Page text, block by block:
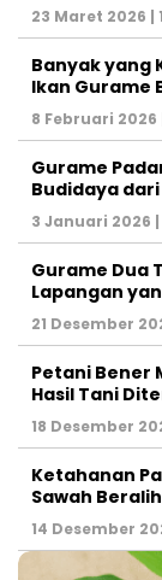
23 Maret 2026 |
Banyak yang
Ikan Gurame
8 Februari 2026
Gurame
Budidaya
3 Januari 2026 |
Gurame Dua
Lapangan
21 Desember
Petani Bener
Hasil Tani
18 Desember
Ketahanan
Sawah
14 Desember